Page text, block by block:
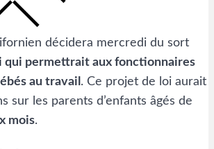
décidera mercredi du sort
qui permettrait aux fonctionnaires
au travail . Ce projet de loi aurait
sur les parents d’enfants âgés de
mois.